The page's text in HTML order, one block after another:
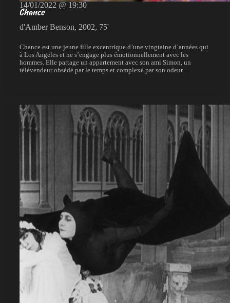
14/01/2022 @ 19:30
Chance
d'Amber Benson, 2002, 75'
Chance est une jeune fille excentrique d’une vingtaine d’années qui
à Los Angeles et ne s’engage plus émotionnellement avec les
hommes. Elle partage un appartement avec son ami Simon, un
télévendeur obsédé par le temps et complexé par son odeur...